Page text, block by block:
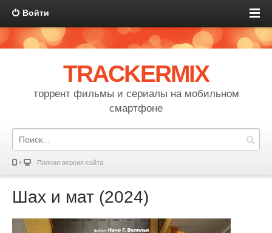
Войти
TRACKERMIX
торрент фильмы и сериалы на мобильном
смартфоне
Полная версия сайта
Шах и мат (2024)